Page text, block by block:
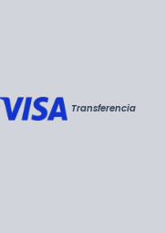
Transferencia